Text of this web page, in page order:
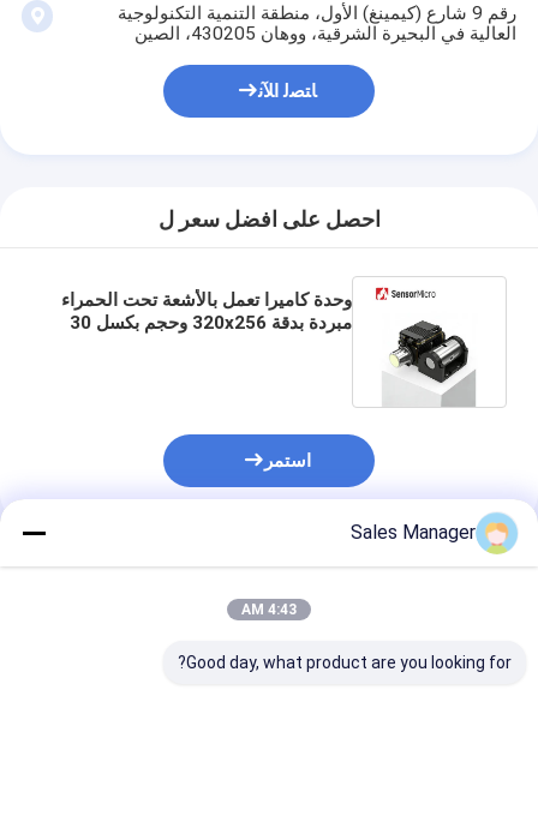
رقم 9 شارع (كيمينغ) الأول، منطقة التنمية التكنولوجية
العالية في البحيرة الشرقية، ووهان 430205، الصين
ﺎﺘﺼﻟ ﺍﻶﻧ
احصل على افضل سعر ل
وحدة كاميرا تعمل بالأشعة تحت الحمراء
مبردة بدقة 320x256 وحجم بكسل 30
استمر
المنتجات الموصى بها
Sales Manager
4:43 AM
Good day, what product are you looking for?